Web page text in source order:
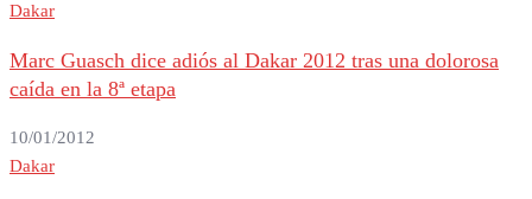
Dakar
Marc Guasch dice adiós al Dakar 2012 tras una dolorosa
caída en la 8ª etapa
10/01/2012
Dakar